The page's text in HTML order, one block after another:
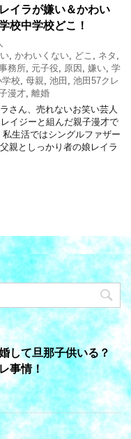
イラが嫌い＆かわい
校中学校どこ！
かわいくない どこ ネタ
務所 元子役 原因 嫌い 学
学校 母親 池田
池田57クレ
漫才 離婚
さん、売れないお笑い芸人
イジーと組んだ親子漫才で
生活ではシングルファザー
親としっかり者の娘レイラ
して旦那子供いる？
事情！